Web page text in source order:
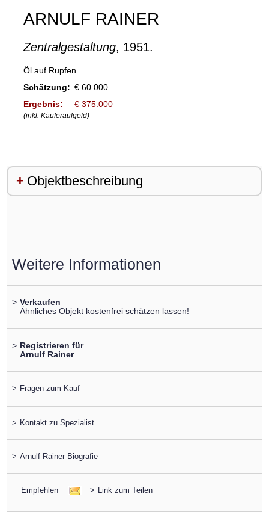
ARNULF RAINER
Zentralgestaltung, 1951.
Öl auf Rupfen
Schätzung: € 60.000
Ergebnis:
€ 375.000
(inkl. Käuferaufgeld)
Objektbeschreibung
Weitere Informationen
> Verkaufen
Ähnliches Objekt kostenfrei schätzen lassen!
> Registrieren für
Arnulf Rainer
> Fragen zum Kauf
> Kontakt zu Spezialist
> Arnulf Rainer Biografie
Empfehlen > Link zum Teilen